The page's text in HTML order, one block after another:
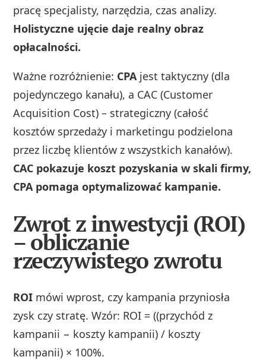
pracę specjalisty, narzędzia, czas analizy.
Holistyczne ujęcie daje realny obraz
opłacalności.
Ważne rozróżnienie: CPAjest taktyczny (dla
pojedynczego kanału), a CAC (Customer
Acquisition Cost) – strategiczny (całość
kosztów sprzedaży i marketingu podzielona
przez liczbę klientów z wszystkich kanałów).
CAC pokazuje koszt pozyskania w skali firmy,
CPA pomaga optymalizować kampanie.
Zwrot z inwestycji (ROI)
– obliczanie
rzeczywistego zwrotu
ROI mówi wprost, czy kampania przyniosła
zysk czy stratę. Wzór: ROI = ((przychód z
kampanii − koszty kampanii) / koszty
kampanii) × 100%.